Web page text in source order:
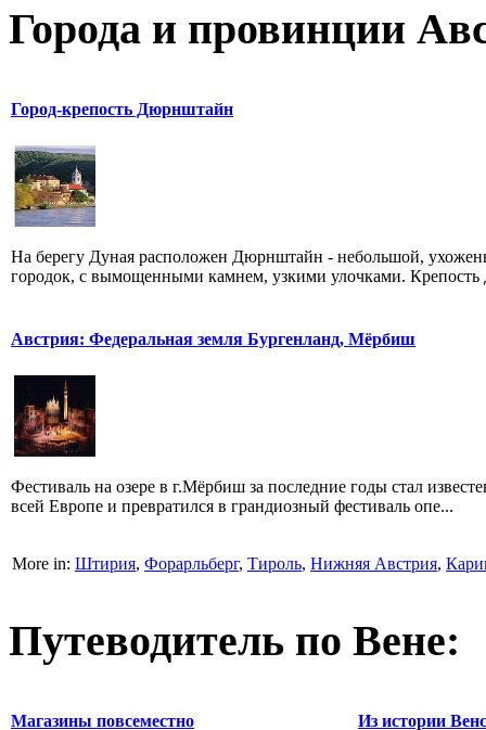
Города и провинции
Город-крепость Дюрнштайн
На берегу Дуная расположен Дюрнштайн - небольшой,
городок, с вымощенными камнем, узкими улочками. Крепость
Австрия: Федеральная земля Бургенланд, Мёрбиш
Фестиваль на озере в г.Мёрбиш за последние годы стал
всей Европе и превратился в грандиозный фестиваль опе...
More in: Штирия, Форарльберг, Тироль, Нижняя Австрия,
Путеводитель по Вене:
Магазины повсеместно Из истории